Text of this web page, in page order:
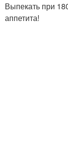
Выпекать при
аппетита!